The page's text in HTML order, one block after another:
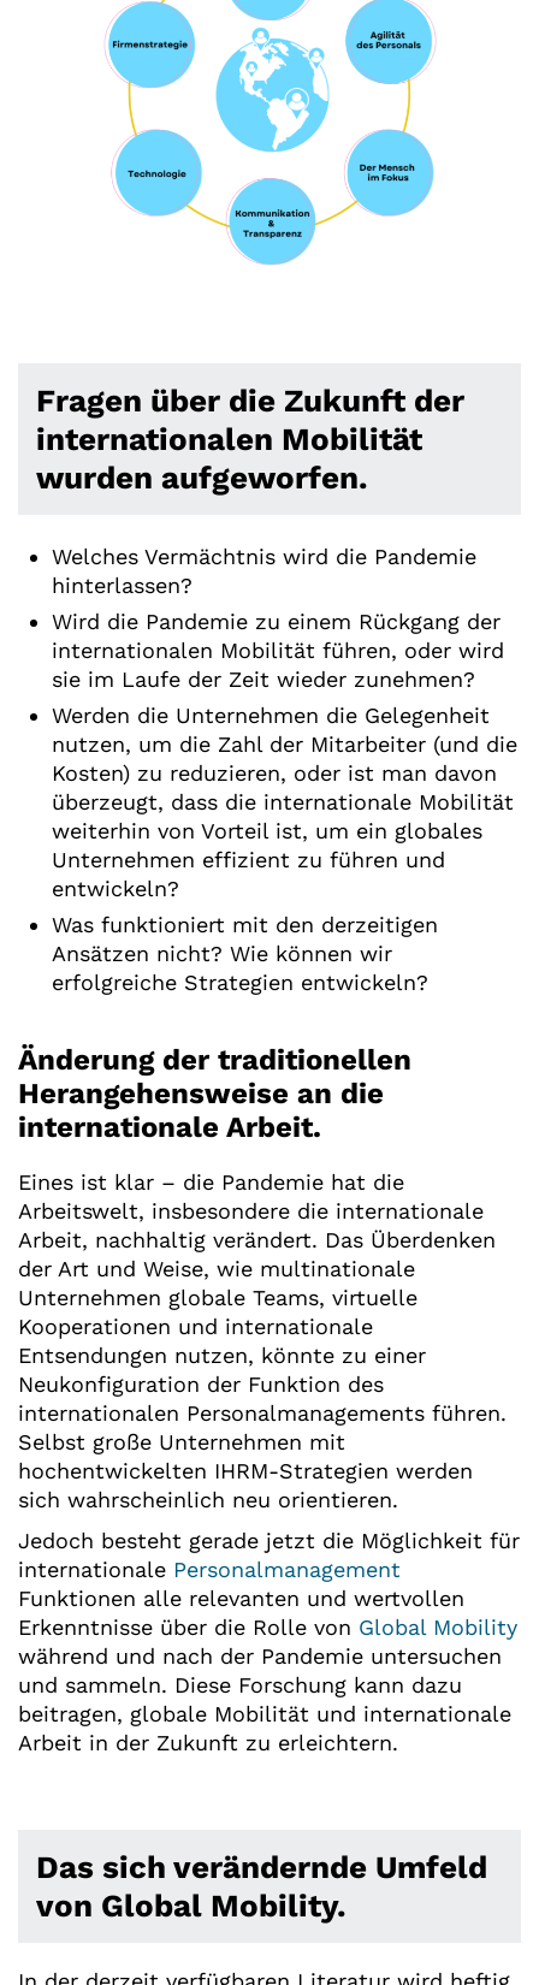
Fragen über die Zukunft der
internationalen Mobilität
wurden aufgeworfen.
Welches Vermächtnis wird die Pandemie
hinterlassen?
Wird die Pandemie zu einem Rückgang der
internationalen Mobilität führen, oder wird
sie im Laufe der Zeit wieder zunehmen?
Werden die Unternehmen die Gelegenheit
nutzen, um die Zahl der Mitarbeiter (und die
Kosten) zu reduzieren, oder ist man davon
überzeugt, dass die internationale Mobilität
weiterhin von Vorteil ist, um ein globales
Unternehmen effizient zu führen und
entwickeln?
Was funktioniert mit den derzeitigen
Ansätzen nicht? Wie können wir
erfolgreiche Strategien entwickeln?
Änderung der traditionellen
Herangehensweise an die
internationale Arbeit.
Eines ist klar – die Pandemie hat die
Arbeitswelt, insbesondere die internationale
Arbeit, nachhaltig verändert. Das Überdenken
der Art und Weise, wie multinationale
Unternehmen globale Teams, virtuelle
Kooperationen und internationale
Entsendungen nutzen, könnte zu einer
Neukonfiguration der Funktion des
internationalen Personalmanagements führen.
Selbst große Unternehmen mit
hochentwickelten IHRM-Strategien werden
sich wahrscheinlich neu orientieren.
Jedoch besteht gerade jetzt die Möglichkeit für
internationale Personalmanagement
Funktionen alle relevanten und wertvollen
Erkenntnisse über die Rolle von Global Mobility
während und nach der Pandemie untersuchen
und sammeln. Diese Forschung kann dazu
beitragen, globale Mobilität und internationale
Arbeit in der Zukunft zu erleichtern.
Das sich verändernde Umfeld
von Global Mobility.